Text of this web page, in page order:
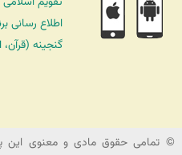
اطلاع رسانی
گنجینه
© تمامی حقوق مادی و معنوی این